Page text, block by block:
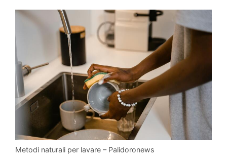
Metodi naturali per lavare – Palidoronews